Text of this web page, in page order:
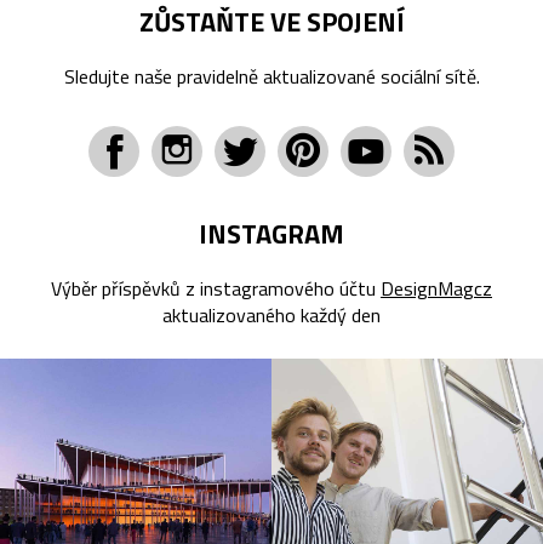
ZŮSTAŇTE VE SPOJENÍ
Sledujte naše pravidelně aktualizované sociální sítě.
INSTAGRAM
Výběr příspěvků z instagramového účtu DesignMagcz
aktualizovaného každý den